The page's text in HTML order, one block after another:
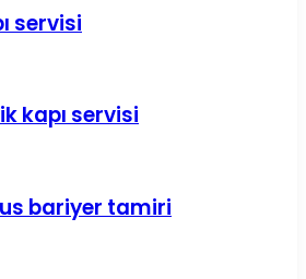
servisi
kapı servisi
bariyer tamiri